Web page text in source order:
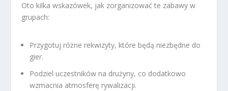
Oto kilka wskazówek, jak zorganizować te zabawy w
grupach:
Przygotuj różne rekwizyty, które będą niezbędne do
gier.
Podziel uczestników na drużyny, co dodatkowo
wzmacnia atmosferę rywalizacji.